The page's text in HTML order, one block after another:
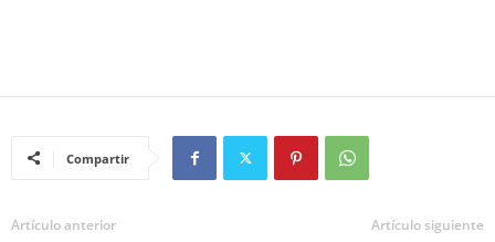
Compartir
Artículo anterior Artículo siguiente